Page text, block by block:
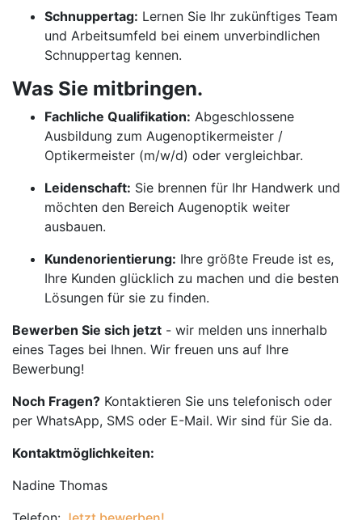
Schnuppertag: Lernen Sie Ihr zukünftiges Team
und Arbeitsumfeld bei einem unverbindlichen
Schnuppertag kennen.
Was Sie mitbringen.
Fachliche Qualifikation: Abgeschlossene
Ausbildung zum Augenoptikermeister /
Optikermeister (m/w/d) oder vergleichbar.
Leidenschaft: Sie brennen für Ihr Handwerk und
möchten den Bereich Augenoptik weiter
ausbauen.
Kundenorientierung: Ihre größte Freude ist es,
Ihre Kunden glücklich zu machen und die besten
Lösungen für sie zu finden.
Bewerben Sie sich jetzt - wir melden uns innerhalb
eines Tages bei Ihnen. Wir freuen uns auf Ihre
Bewerbung!
Noch Fragen? Kontaktieren Sie uns telefonisch oder
per WhatsApp, SMS oder E-Mail. Wir sind für Sie da.
Kontaktmöglichkeiten:
Nadine Thomas